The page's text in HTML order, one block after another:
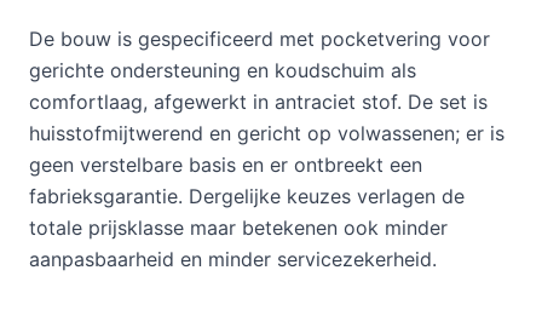
De bouw is gespecificeerd met pocketvering voor
gerichte ondersteuning en koudschuim als
comfortlaag, afgewerkt in antraciet stof. De set is
huisstofmijtwerend en gericht op volwassenen; er is
geen verstelbare basis en er ontbreekt een
fabrieksgarantie. Dergelijke keuzes verlagen de
totale prijsklasse maar betekenen ook minder
aanpasbaarheid en minder servicezekerheid.